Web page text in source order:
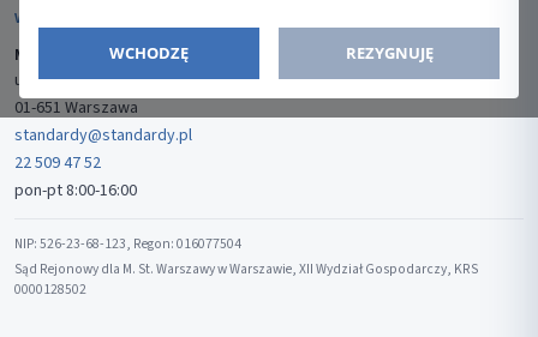
WCHODZĘ REZYGNUJĘ
WYDAWCA
Media-Press Sp. z o.o.
ul. Gwiaździsta 7B/8
01-651 Warszawa
standardy@standardy.pl
22 509 47 52
pon-pt 8:00-16:00
NIP: 526-23-68-123, Regon: 016077504
Sąd Rejonowy dla M. St. Warszawy w Warszawie, XII Wydział Gospodarczy, KRS
0000128502